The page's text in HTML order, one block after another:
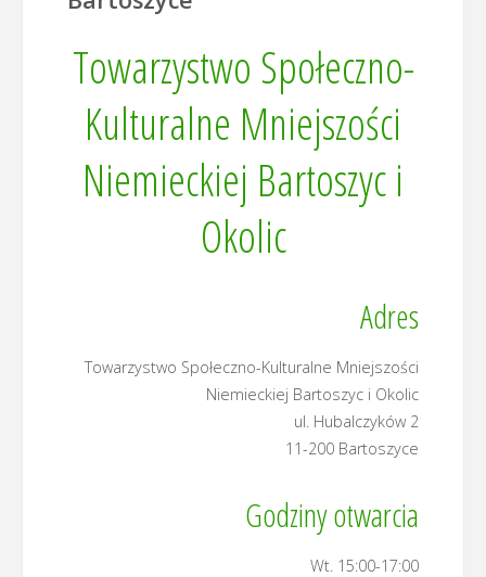
Towarzystwo Społeczno-
Kulturalne Mniejszości
Niemieckiej Bartoszyc i
Okolic
Adres
Towarzystwo Społeczno-Kulturalne Mniejszości
Niemieckiej Bartoszyc i Okolic
ul. Hubalczyków 2
11-200 Bartoszyce
Godziny otwarcia
Wt. 15:00-17:00